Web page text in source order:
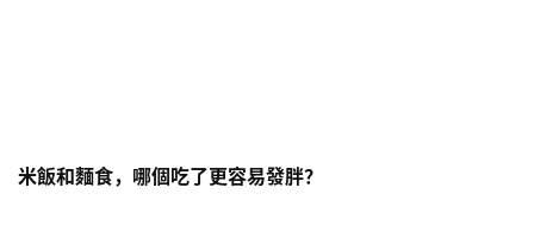
米飯和麵食，哪個吃了更容易發胖？